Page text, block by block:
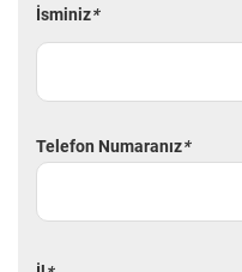
İsminiz*
Telefon Numaranız*